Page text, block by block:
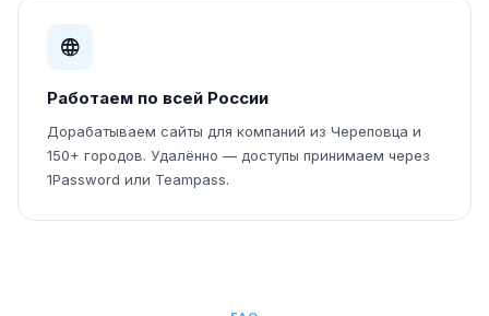
Работаем по всей России
Дорабатываем сайты для компаний из Череповца и
150+ городов. Удалённо — доступы принимаем через
1Password или Teampass.